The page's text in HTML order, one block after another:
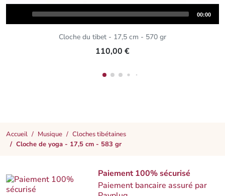
Total
00:00
Cloche du tibet - 17,5 cm - 570 gr
110,00 €
Accueil Musique
Cloches tibétaines
Cloche de yoga - 17,5 cm - 583 gr
Paiement 100% sécurisé
Paiement bancaire assuré par